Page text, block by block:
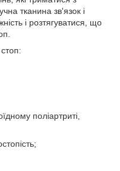
тканина зв'язок і
і розтягуватися, що
поліартриті,